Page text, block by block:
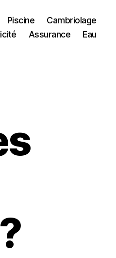
Piscine
Cambriolage
Assurance Eau